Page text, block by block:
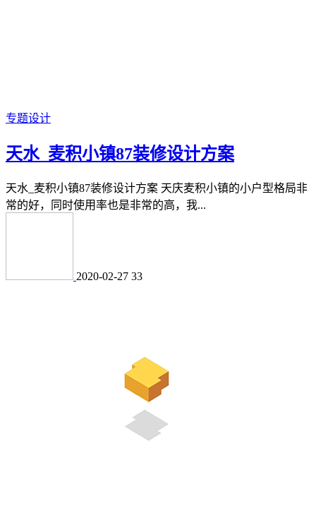
专题设计
天水_麦积小镇87装修设计方案
天水_麦积小镇87装修设计方案 天庆麦积小镇的小户型格局非
常的好，同时使用率也是非常的高，我...
2020-02-27 33